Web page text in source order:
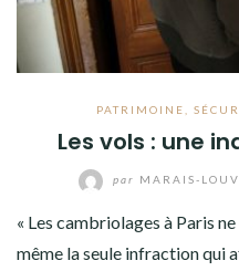
PATRIMOINE
Les vols : une
par MARAIS-
« Les cambriolages à Paris
même la seule infraction qui